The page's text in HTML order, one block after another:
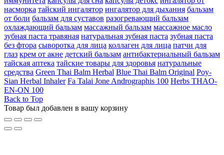
насморка тайский ингалятор ингалятор для дыхания бальзам
от боли бальзам для суставов разогревающий бальзам
охлаждающий бальзам массажный бальзам массажное масло
зубная паста травяная натуральная зубная паста зубная паста
без фтора сыворотка для лица коллаген для лица патчи для
глаз крем от акне детский бальзам антибактериальный бальзам
тайская аптека тайские товары для здоровья натуральные
средства Green Thai Balm Herbal Blue Thai Balm Original Poy-
Sian Herbal Inhaler Fa Talai Jone Andrographis 100 Herbs THAO-
EN-ON 100
Back to Top
Товар был добавлен в вашу корзину